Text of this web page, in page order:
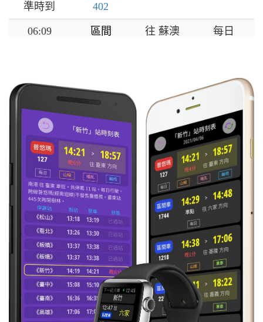
準時到
402
06:09
區間
往 蘇澳 每日
準時到
06:22
準時到
往 臺北-環
每日
06:25
準時到
區間快
4006
往 和平
06:27
準時到
自強
103
往 潮州 每日
06:30
準時到
自強
406
每日
06:34
準時到
區間
1123
往 新竹 每日
06:39
區間
往 基隆 每日